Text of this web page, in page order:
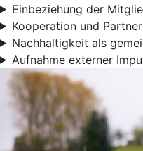
Einbeziehung der
Kooperation und
Nachhaltigkeit als
Aufnahme externer